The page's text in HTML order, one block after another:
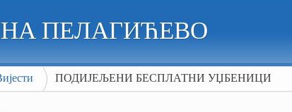
ПЕЛАГИЋЕВО
ПОДИЈЕЉЕНИ БЕСПЛАТНИ УЏБЕНИЦИ